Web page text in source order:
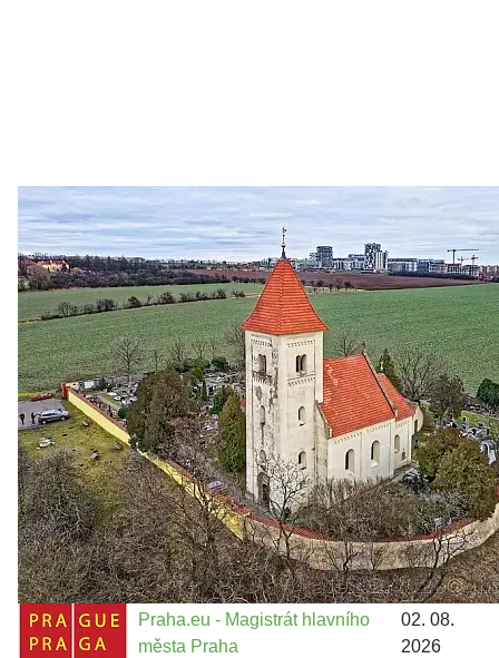
Zastanem se 03. 08. 2026
Politika • Volební seriál #02: Nová výstavba v jihozápadním
městě
Jakými nástroji navrhujete vstupovat z pozice ÚMČ Praha
13 do procesů developerské výstavby např. v lokalitě
Třebonice a Chaby, kterou umožňuje nově schválený
Metropolitn...
Praha.eu - Magistrát hlavního
města Praha
02. 08.
2026